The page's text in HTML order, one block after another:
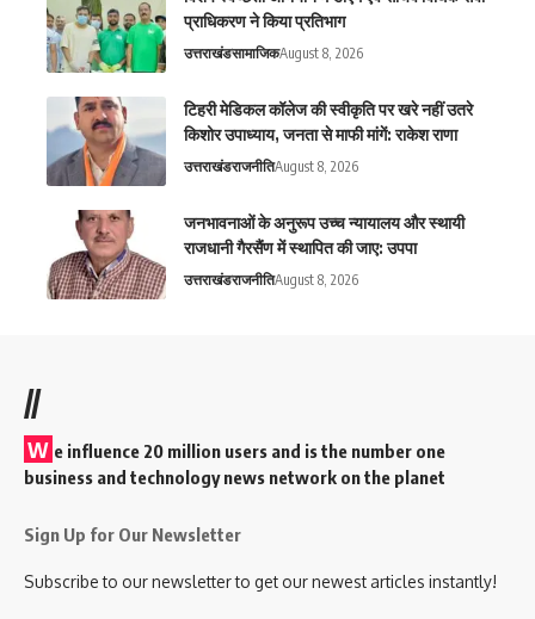
प्राधिकरण ने किया प्रतिभाग
उत्तराखंडसामाजिकAugust 8, 2026
टिहरी मेडिकल कॉलेज की स्वीकृति पर खरे नहीं उतरे
किशोर उपाध्याय, जनता से माफी मांगें: राकेश राणा
उत्तराखंडराजनीतिAugust 8, 2026
जनभावनाओं के अनुरूप उच्च न्यायालय और स्थायी
राजधानी गैरसैंण में स्थापित की जाए: उपपा
उत्तराखंडराजनीतिAugust 8, 2026
//
W e influence 20 million users and is the number one
business and technology news network on the planet
Sign Up for Our Newsletter
Subscribe to our newsletter to get our newest articles instantly!